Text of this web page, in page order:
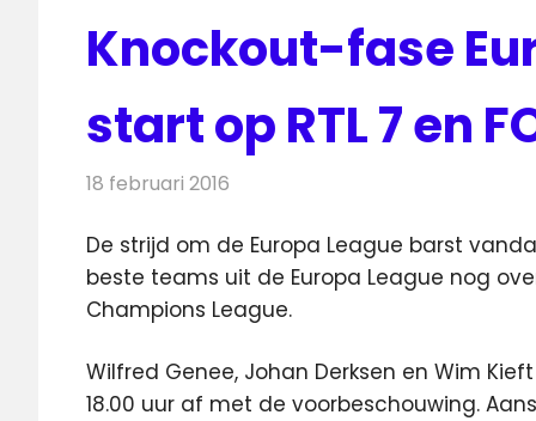
Knockout-fase
start op RTL 7 en
18 februari 2016
De strijd om de Europa League barst
beste teams uit de Europa League nog
Champions League.
Wilfred Genee, Johan Derksen en Wim
18.00 uur af met de voorbeschouwing.